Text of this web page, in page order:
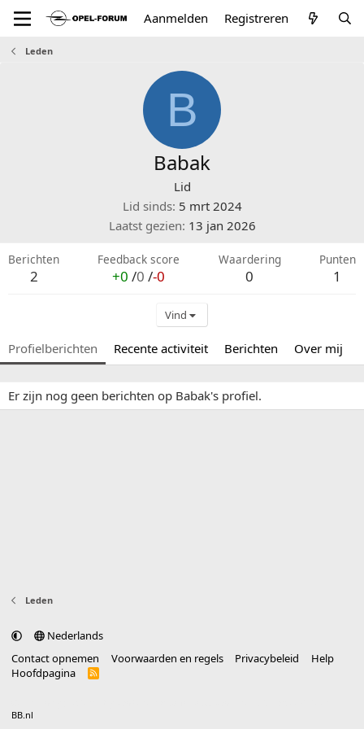
Aanmelden Registreren
Leden
B
Babak
Lid
Lid sinds 5 mrt 2024
Laatst gezien 13 jan 2026
Berichten
2
Feedback score
+0 /0 /-0
Waardering
0
Punten
1
Vind
Profielberichten Recente activiteit Berichten Over mij
Er zijn nog geen berichten op Babak's profiel.
Leden
Nederlands
Contact opnemen
Voorwaarden en regels Privacybeleid
Help
Hoofdpagina
R
BB.nl